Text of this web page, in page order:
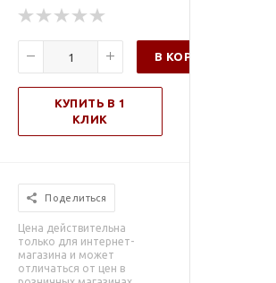
В КОРЗИНУ
КУПИТЬ В 1
КЛИК
Поделиться
Цена действительна
только для интернет-
магазина и может
отличаться от цен в